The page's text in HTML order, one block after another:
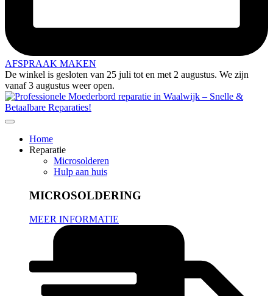
AFSPRAAK MAKEN
De winkel is gesloten van 25 juli tot en met 2 augustus. We zijn
vanaf 3 augustus weer open.
Home
Reparatie
Microsolderen
Hulp aan huis
MICROSOLDERING
MEER INFORMATIE